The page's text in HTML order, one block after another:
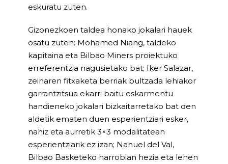
eskuratu zuten.
Gizonezkoen taldea honako jokalari hauek
osatu zuten: Mohamed Niang, taldeko
kapitaina eta Bilbao Miners proiektuko
erreferentzia nagusietako bat; Iker Salazar,
zeinaren fitxaketa berriak bultzada lehiakor
garrantzitsua ekarri baitu eskarmentu
handieneko jokalari bizkaitarretako bat den
aldetik ematen duen esperientziari esker,
nahiz eta aurretik 3×3 modalitatean
esperientziarik ez izan; Nahuel del Val,
Bilbao Basketeko harrobian hezia eta lehen